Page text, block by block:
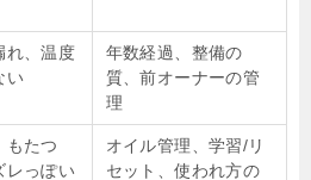
れ、温度
い
年数経過、整備の
質、前オーナーの管
理
もたつ
レっぽい
オイル管理、学習/リ
セット、使われ方の